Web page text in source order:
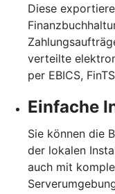
Diese
verteilte
per EBICS,
Einfache
Sie können die
der lokalen
auch mit